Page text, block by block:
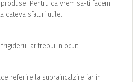
Pentru ca vrem sa-ti facem
cateva sfaturi utile.
ar trebui inlocuit
referire la supraincalzire iar in